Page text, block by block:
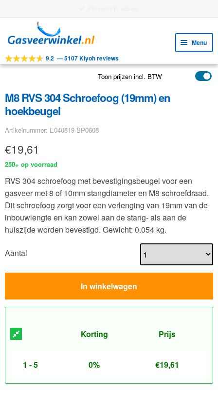
door
navigatie
naar
inhoud
Menu
Tools
Toepassingen
Klantenservice
9.2 —5107 Kiyoh reviews
Toon prijzen incl. BTW
M8 RVS 304 Schroefoog (19mm) en
hoekbeugel
Artikelnummer: E040819-BP0608
€19,61
250+ op voorraad
RVS 304 schroefoog met bevestigingsbeugel voor een
gasveer met 8 of 10mm stangdiameter en M8 schroefdraad.
Dit schroefoog zorgt voor een verlenging van 19mm van de
inbouwlengte en kan zowel aan de stang- als aan de
huiszijde worden bevestigd. Gewicht: 0.054 kg.
Aantal
In winkelwagen
Korting Prijs
1 - 5 0% €19,61